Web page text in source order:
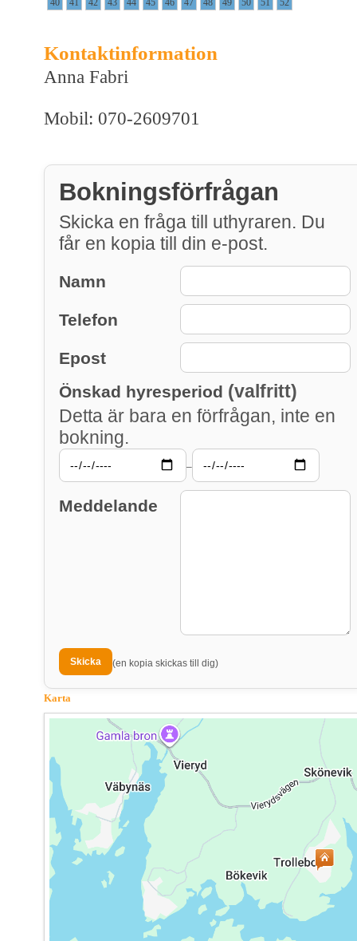
Kontaktinformation
Anna Fabri
Mobil: 070-2609701
Bokningsförfrågan
Skicka en fråga till uthyraren. Du
får en kopia till din e-post.
Namn
Telefon
Epost
Önskad hyresperiod (valfritt)
Detta är bara en förfrågan, inte en
bokning.
–
Meddelande
(en kopia skickas till dig)
Karta